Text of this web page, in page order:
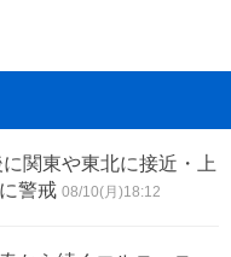
関東や東北に接近・上
警戒 08/10(月)18:12